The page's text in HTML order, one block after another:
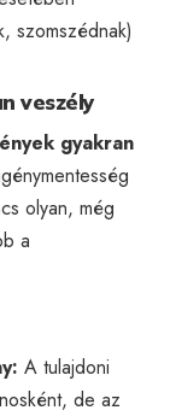
szomszédnak)
veszély
gyakran
olyan, még
a
A tulajdoni
de az